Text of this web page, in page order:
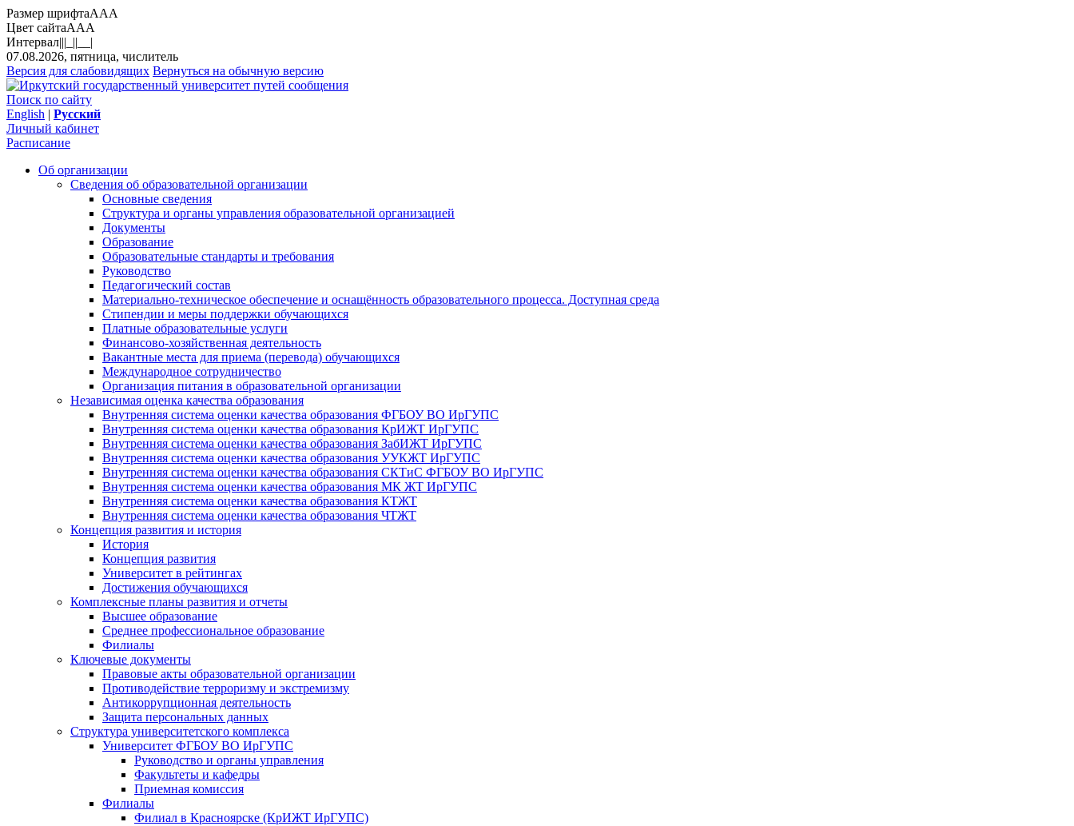
Размер шрифтаAAA
Цвет сайтаAAA
Интервал|||_||__|
07.08.2026, пятница, числитель
Версия для слабовидящих Вернуться на обычную версию
Поиск по сайту
English | Русский
Личный кабинет
Расписание
Об организации
Сведения об образовательной организации
Основные сведения
Структура и органы управления образовательной организацией
Документы
Образование
Образовательные стандарты и требования
Руководство
Педагогический состав
Материально-техническое обеспечение и оснащённость образовательного процесса. Доступная среда
Стипендии и меры поддержки обучающихся
Платные образовательные услуги
Финансово-хозяйственная деятельность
Вакантные места для приема (перевода) обучающихся
Международное сотрудничество
Организация питания в образовательной организации
Независимая оценка качества образования
Внутренняя система оценки качества образования ФГБОУ ВО ИрГУПС
Внутренняя система оценки качества образования КрИЖТ ИрГУПС
Внутренняя система оценки качества образования ЗабИЖТ ИрГУПС
Внутренняя система оценки качества образования УУКЖТ ИрГУПС
Внутренняя система оценки качества образования СКТиС ФГБОУ ВО ИрГУПС
Внутренняя система оценки качества образования МК ЖТ ИрГУПС
Внутренняя система оценки качества образования КТЖТ
Внутренняя система оценки качества образования ЧТЖТ
Концепция развития и история
История
Концепция развития
Университет в рейтингах
Достижения обучающихся
Комплексные планы развития и отчеты
Высшее образование
Среднее профессиональное образование
Филиалы
Ключевые документы
Правовые акты образовательной организации
Противодействие терроризму и экстремизму
Антикоррупционная деятельность
Защита персональных данных
Структура университетского комплекса
Университет ФГБОУ ВО ИрГУПС
Руководство и органы управления
Факультеты и кафедры
Приемная комиссия
Филиалы
Филиал в Красноярске (КрИЖТ ИрГУПС)